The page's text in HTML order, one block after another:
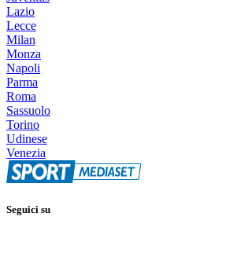
Lazio
Lecce
Milan
Monza
Napoli
Parma
Roma
Sassuolo
Torino
Udinese
Venezia
Seguici su